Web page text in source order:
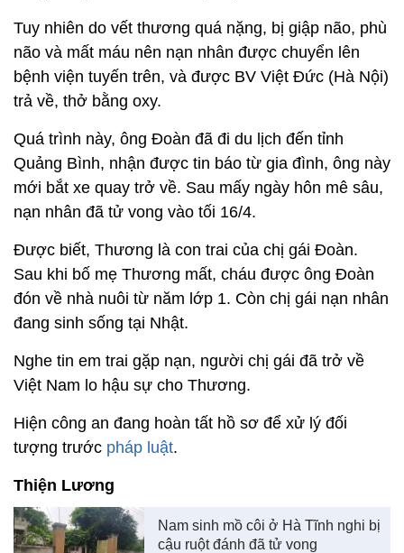
Tuy nhiên do vết thương quá nặng, bị giập não, phù
não và mất máu nên nạn nhân được chuyển lên
bệnh viện tuyến trên, và được BV Việt Đức (Hà Nội)
trả về, thở bằng oxy.
Quá trình này, ông Đoàn đã đi du lịch đến tỉnh
Quảng Bình, nhận được tin báo từ gia đình, ông này
mới bắt xe quay trở về. Sau mấy ngày hôn mê sâu,
nạn nhân đã tử vong vào tối 16/4.
Được biết, Thương là con trai của chị gái Đoàn.
Sau khi bố mẹ Thương mất, cháu được ông Đoàn
đón về nhà nuôi từ năm lớp 1. Còn chị gái nạn nhân
đang sinh sống tại Nhật.
Nghe tin em trai gặp nạn, người chị gái đã trở về
Việt Nam lo hậu sự cho Thương.
Hiện công an đang hoàn tất hồ sơ để xử lý đối
tượng trước pháp luật.
Thiện Lương
Nam sinh mồ côi ở Hà Tĩnh nghi bị
cậu ruột đánh đã tử vong